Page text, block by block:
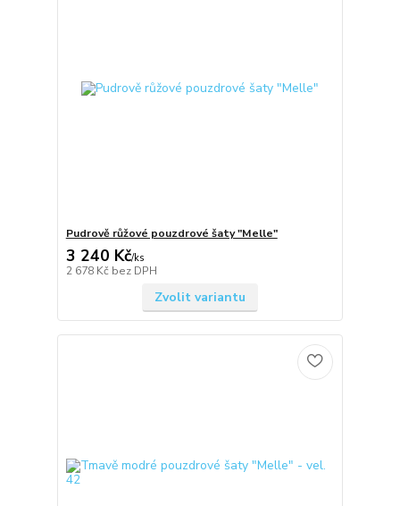
Pudrově růžové pouzdrové šaty "Melle"
3 240 Kč/ks
2 678 Kč bez DPH
Zvolit variantu